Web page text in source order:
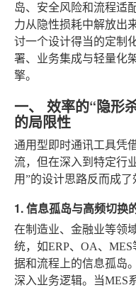
岛、安全风险和流程适
力从隐性损耗中解放出
讨一个设计得当的定制
署、业务集成与轻量化
擎。
一、 效率的“隐形
的局限性
通用型即时通讯工具凭
流，但在深入到特定行
用”的设计思路反而成了
1. 信息孤岛与高频切换
在制造业、金融业等领
统，如ERP、OA、
据和流程上的信息孤岛
深入业务逻辑。当MES